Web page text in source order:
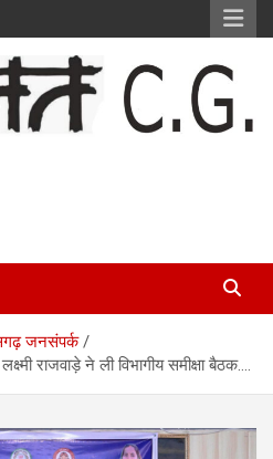
जनसंपर्क
राजवाड़े ने ली विभागीय समीक्षा बैठक….